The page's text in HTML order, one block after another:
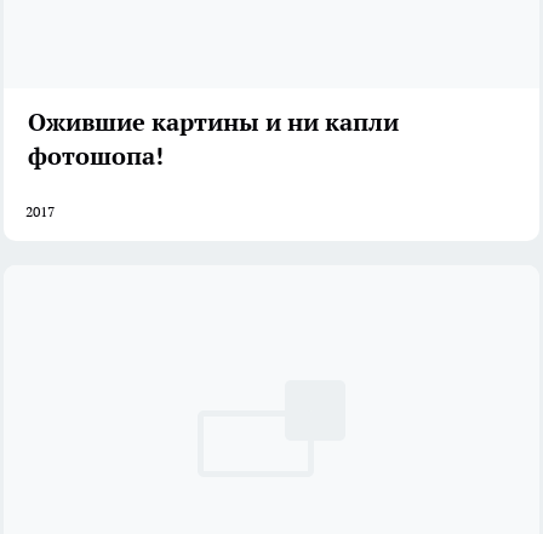
Ожившие картины и ни капли
фотошопа!
2017